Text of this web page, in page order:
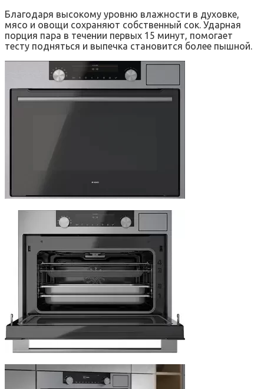
Благодаря высокому уровню влажности в духовке,
мясо и овощи сохраняют собственный сок. Ударная
порция пара в течении первых 15 минут, помогает
тесту подняться и выпечка становится более пышной.